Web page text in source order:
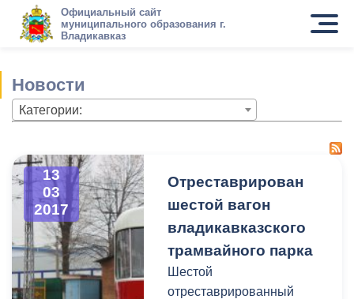
Официальный сайт
муниципального образования г.
Владикавказ
Новости
Категории:
13
03
2017
Отреставрирован
шестой вагон
владикавказского
трамвайного парка
Шестой
отреставрированный